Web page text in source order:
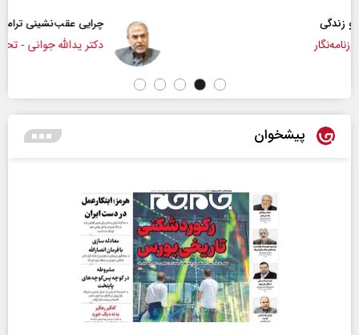
چرایی عقب‌نشینی ترامپ؟
دکتر یدالله جوانی - تحلیلگر مسائل سیاسی
پیشخوان